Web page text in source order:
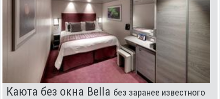
Каюта без окна Bella без заранее известного